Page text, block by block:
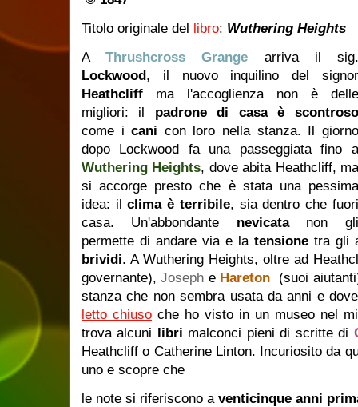
Titolo originale del libro: Wuthering Heights
AThrushcross Grange arriva il
Lockwood, il nuovo inquilino del signor
Heathcliff ma l'accoglienza non è delle
migliori: il padrone di casa è scontroso
come icani con loro nella stanza. Il giorno
dopo Lockwood fa una passeggiata fino a
Wuthering Heights, dove abita Heathcliff,
si accorge presto che è stata una pessima
idea: ilclima è terribile, sia dentro che fuori
casa. Un'abbondante nevicata non gli
permette di andare via e la tensione tra gli
brividi. A Wuthering Heights, oltre ad
governante),Joseph e Hareton (suoi
stanza che non sembra usata da anni e
letto chiuso che ho visto in un museo nel
trova alcuni libri malconci pieni di scritte di
Heathcliff o Catherine Linton. Incuriosito da
uno e scopre che
le note si riferiscono a venticinque anni